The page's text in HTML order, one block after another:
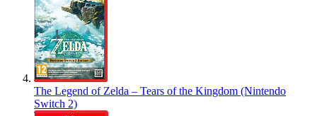
The Legend of Zelda – Tears of the Kingdom (Nintendo
Switch 2)